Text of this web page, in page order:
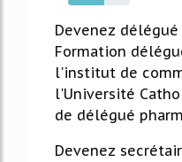
58%
Devenez
Formation
l'institut de
l'Université
de délégué
Devenez